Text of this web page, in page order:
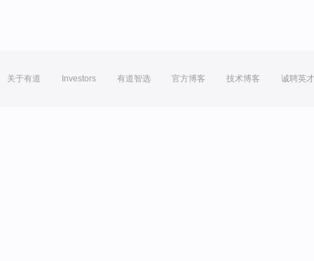
关于有道 Investors 有道智选 官方博客 技术博客 诚聘英才